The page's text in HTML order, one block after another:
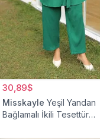
30,89$
Misskayle Yeşil Yandan
Bağlamalı İkili Tesettür